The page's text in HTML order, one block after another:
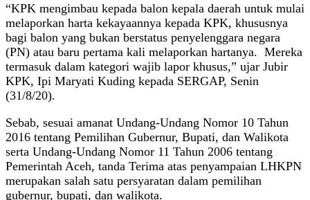
“KPK mengimbau kepada balon kepala daerah untuk mulai
melaporkan harta kekayaannya kepada KPK, khususnya
bagi balon yang bukan berstatus penyelenggara negara
(PN) atau baru pertama kali melaporkan hartanya. Mereka
termasuk dalam kategori wajib lapor khusus,” ujar Jubir
KPK, Ipi Maryati Kuding kepada SERGAP, Senin
(31/8/20).
Sebab, sesuai amanat Undang-Undang Nomor 10 Tahun
2016 tentang Pemilihan Gubernur, Bupati, dan Walikota
serta Undang-Undang Nomor 11 Tahun 2006 tentang
Pemerintah Aceh, tanda Terima atas penyampaian LHKPN
merupakan salah satu persyaratan dalam pemilihan
gubernur, bupati, dan walikota.